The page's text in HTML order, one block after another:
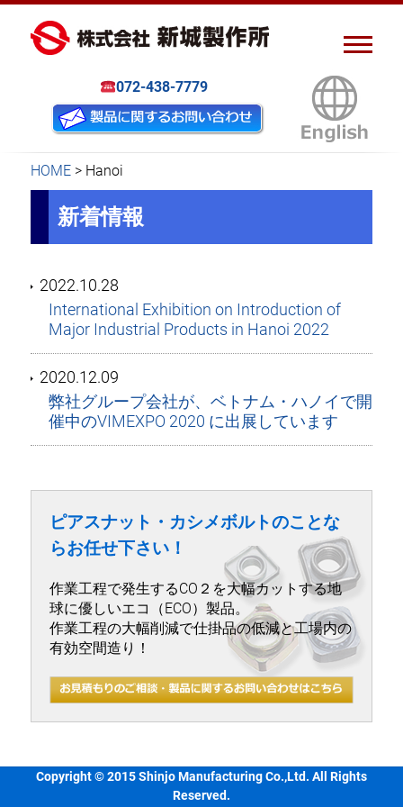
ピアスナット、クリンチボル
新城製作所
072-438-7779
HOME > Hanoi
新着情報
2022.10.28
International Exhibition on Introduction of
Major Industrial Products in Hanoi 2022
2020.12.09
弊社グループ会社が、ベトナム・ハノイで開
催中のVIMEXPO 2020 に出展しています
ピアスナット・カシメボルトのことな
らお任せ下さい！
作業工程で発生するCO２を大幅カットする地
球に優しいエコ（ECO）製品。
作業工程の大幅削減で仕掛品の低減と工場内の
有効空間造り！
Copyright © 2015 Shinjo Manufacturing Co.,Ltd. All Rights
Reserved.